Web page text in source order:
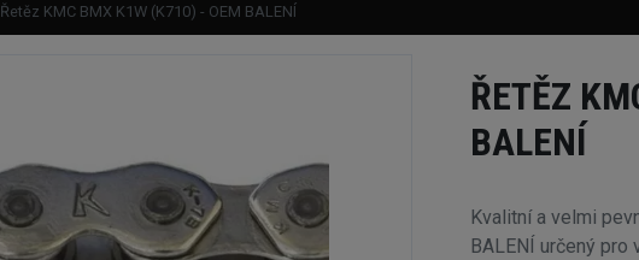
Řetěz KMC BMX K1W (K710) - OEM BALENÍ
ŘETĚZ
BALENÍ
Kvalitní a velmi
BALENÍ určený pro